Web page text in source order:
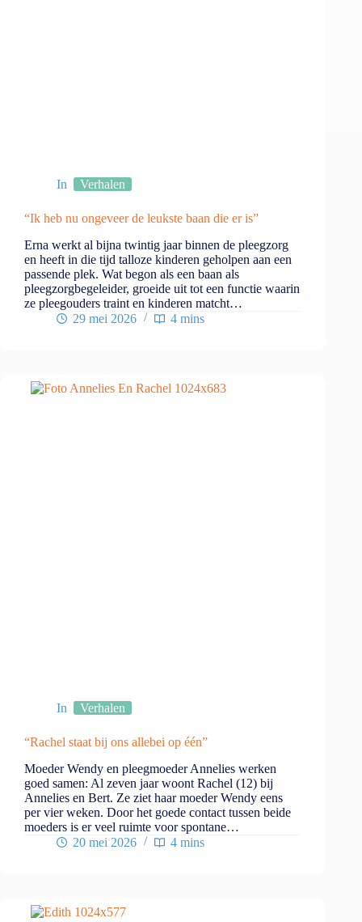
In Verhalen
“Ik heb nu ongeveer de leukste baan die er is”
Erna werkt al bijna twintig jaar binnen de pleegzorg
en heeft in die tijd talloze kinderen geholpen aan een
passende plek. Wat begon als een baan als
pleegzorgbegeleider, groeide uit tot een functie waarin
ze pleegouders traint en kinderen matcht…
29 mei 2026
4 mins
In Verhalen
“Rachel staat bij ons allebei op één”
Moeder Wendy en pleegmoeder Annelies werken
goed samen: Al zeven jaar woont Rachel (12) bij
Annelies en Bert. Ze ziet haar moeder Wendy eens
per vier weken. Door het goede contact tussen beide
moeders is er veel ruimte voor spontane…
20 mei 2026
4 mins